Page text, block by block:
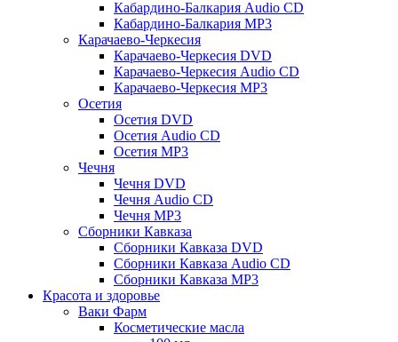
Кабардино-Балкария Audio CD
Кабардино-Балкария MP3
Карачаево-Черкесия
Карачаево-Черкесия DVD
Карачаево-Черкесия Audio CD
Карачаево-Черкесия MP3
Осетия
Осетия DVD
Осетия Audio CD
Осетия MP3
Чечня
Чечня DVD
Чечня Audio CD
Чечня MP3
Сборники Кавказа
Сборники Кавказа DVD
Сборники Кавказа Audio CD
Сборники Кавказа MP3
Красота и здоровье
Ваки Фарм
Косметические масла